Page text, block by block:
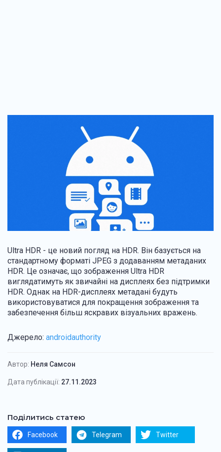
Ultra HDR - це новий погляд на HDR. Він базується на
стандартному форматі JPEG з додаванням метаданих
HDR. Це означає, що зображення Ultra HDR
виглядатимуть як звичайні на дисплеях без підтримки
HDR. Однак на HDR-дисплеях метадані будуть
використовуватися для покращення зображення та
забезпечення більш яскравих візуальних вражень.
Джерело: androidauthority
Автор: Неля Самсон
Дата публікації: 27.11.2023
Поділитись статею
Facebook Telegram Twitter